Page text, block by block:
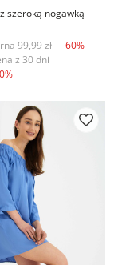
szeroką nogawką
99,99 zł
-60%
z 30 dni